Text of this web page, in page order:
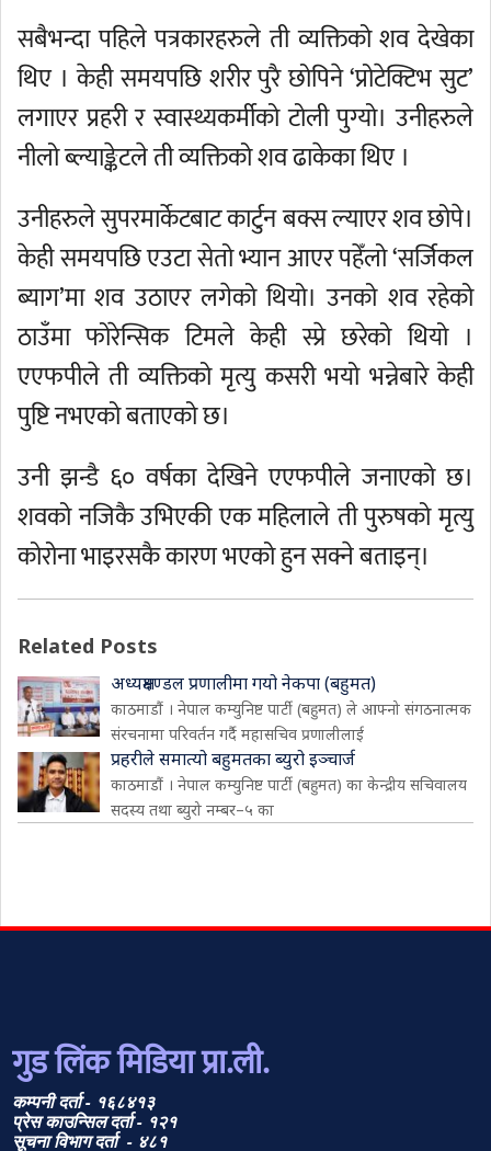
सबैभन्दा पहिले पत्रकारहरुले ती व्यक्तिको शव देखेका
थिए । केही समयपछि शरीर पुरै छोपिने ‘प्रोटेक्टिभ सुट’
लगाएर प्रहरी र स्वास्थ्यकर्मीको टोली पुग्यो। उनीहरुले
नीलो ब्ल्याङ्केटले ती व्यक्तिको शव ढाकेका थिए ।
उनीहरुले सुपरमार्केटबाट कार्टुन बक्स ल्याएर शव छोपे।
केही समयपछि एउटा सेतो भ्यान आएर पहेँलो ‘सर्जिकल
ब्याग’मा शव उठाएर लगेको थियो। उनको शव रहेको
ठाउँमा फोरेन्सिक टिमले केही स्प्रे छरेको थियो ।
एएफपीले ती व्यक्तिको मृत्यु कसरी भयो भन्नेबारे केही
पुष्टि नभएको बताएको छ।
उनी झन्डै ६० वर्षका देखिने एएफपीले जनाएको छ।
शवको नजिकै उभिएकी एक महिलाले ती पुरुषको मृत्यु
कोरोना भाइरसकै कारण भएको हुन सक्ने बताइन्।
Related Posts
अध्यक्षमण्डल प्रणालीमा गयो नेकपा (बहुमत)
काठमाडौं । नेपाल कम्युनिष्ट पार्टी (बहुमत) ले आफ्नो संगठनात्मक
संरचनामा परिवर्तन गर्दै महासचिव प्रणालीलाई
प्रहरीले समात्यो बहुमतका ब्युरो इञ्चार्ज
काठमाडौं । नेपाल कम्युनिष्ट पार्टी (बहुमत) का केन्द्रीय सचिवालय
सदस्य तथा ब्युरो नम्बर–५ का
गुड लिंक मिडिया प्रा.ली.
कम्पनी दर्ता - १६८४१३
प्रेस काउन्सिल दर्ता - १२१
सूचना विभाग दर्ता - ४८१